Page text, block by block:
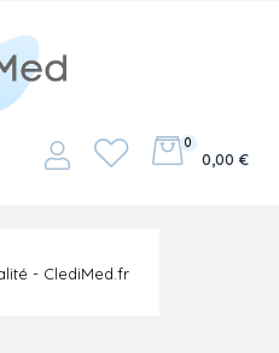
0
0,00 €
- ClediMed.fr